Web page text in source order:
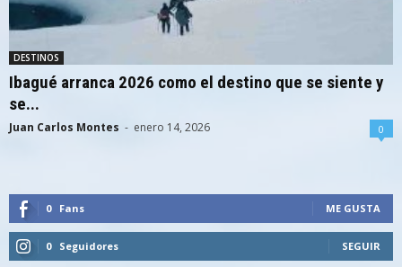
DESTINOS
Ibagué arranca 2026 como el destino que se siente y
se...
Juan Carlos Montes - enero 14, 2026 0
0 Fans ME GUSTA
0 Seguidores SEGUIR